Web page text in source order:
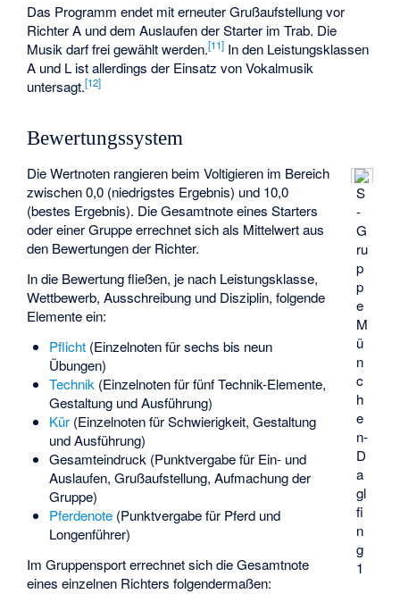
Das Programm endet mit erneuter Grußaufstellung vor
Richter A und dem Auslaufen der Starter im Trab. Die
Musik darf frei gewählt werden.[11] In den Leistungsklassen
A und L ist allerdings der Einsatz von Vokalmusik
untersagt.[12]
Bewertungssystem
S
-
G
ru
p
p
e
M
ü
n
c
h
e
n-
D
a
gl
fi
n
g
1
Die Wertnoten rangieren beim Voltigieren im Bereich
zwischen 0,0 (niedrigstes Ergebnis) und 10,0
(bestes Ergebnis). Die Gesamtnote eines Starters
oder einer Gruppe errechnet sich als Mittelwert aus
den Bewertungen der Richter.
In die Bewertung fließen, je nach Leistungsklasse,
Wettbewerb, Ausschreibung und Disziplin, folgende
Elemente ein:
Pflicht(Einzelnoten für sechs bis neun
Übungen)
Technik (Einzelnoten für fünf Technik-Elemente,
Gestaltung und Ausführung)
Kür(Einzelnoten für Schwierigkeit, Gestaltung
und Ausführung)
Gesamteindruck (Punktvergabe für Ein- und
Auslaufen, Grußaufstellung, Aufmachung der
Gruppe)
Pferdenote(Punktvergabe für Pferd und
Longenführer)
Im Gruppensport errechnet sich die Gesamtnote
eines einzelnen Richters folgendermaßen: